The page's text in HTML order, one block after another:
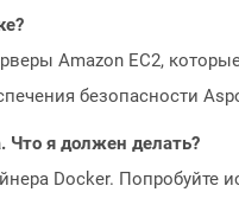
Amazon EC2,
безопасности
Что я должен делать?
Docker. Попробуйте